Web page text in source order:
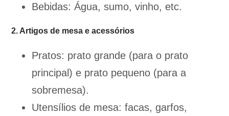
Bebidas: Água, sumo, vinho, etc.
2. Artigos de mesa e acessórios
Pratos: prato grande (para o prato
principal) e prato pequeno (para a
sobremesa).
Utensílios de mesa: facas, garfos,